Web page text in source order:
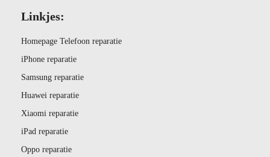
Linkjes:
Homepage Telefoon reparatie
iPhone reparatie
Samsung reparatie
Huawei reparatie
Xiaomi reparatie
iPad reparatie
Oppo reparatie